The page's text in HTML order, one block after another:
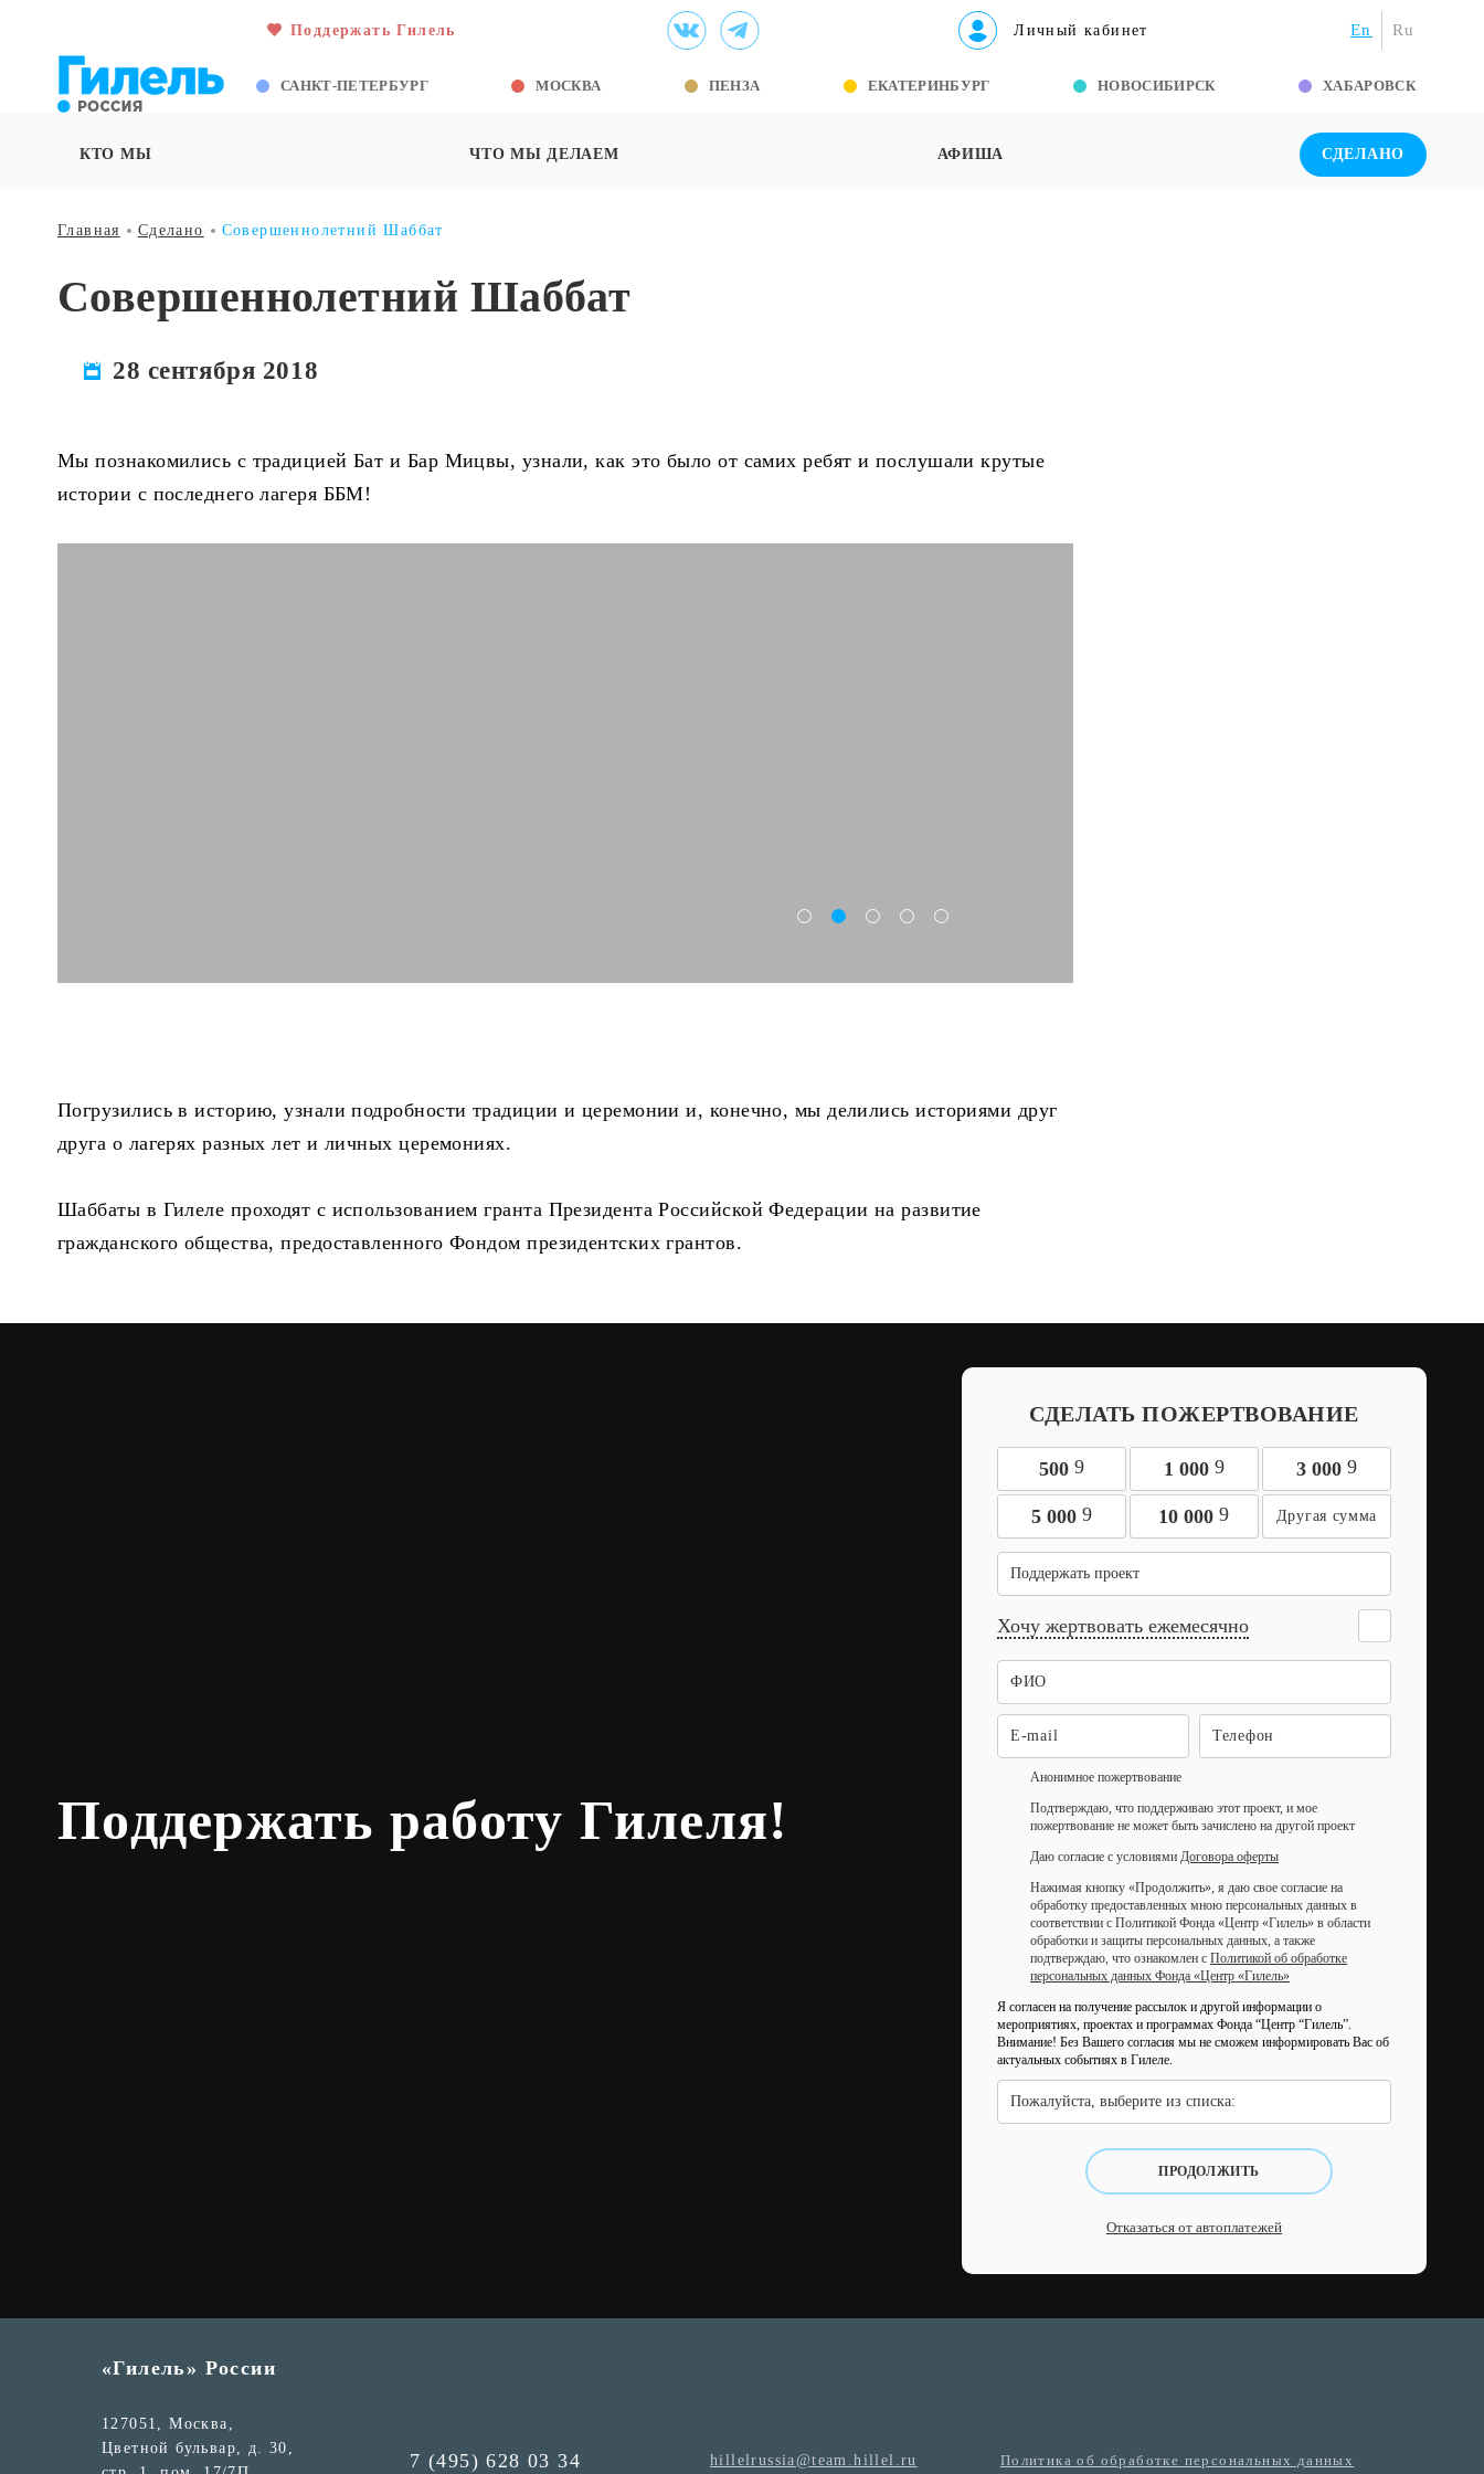
Поддержать Гилель Личный кабинет En Ru
САНКТ-ПЕТЕРБУРГ МОСКВА ПЕНЗА ЕКАТЕРИНБУРГ НОВОСИБИРСК ХАБАРОВСК
КТО МЫ ЧТО МЫ ДЕЛАЕМ АФИША СДЕЛАНО
Главная Сделано Совершеннолетний Шаббат
Совершеннолетний Шаббат
28 сентября 2018
Мы познакомились с традицией Бат и Бар Мицвы, узнали, как это было от самих ребят и послушали крутые
истории с последнего лагеря ББМ!
Погрузились в историю, узнали подробности традиции и церемонии и, конечно, мы делились историями друг
друга о лагерях разных лет и личных церемониях.
Шаббаты в Гилеле проходят с использованием гранта Президента Российской Федерации на развитие
гражданского общества, предоставленного Фондом президентских грантов.
Поддержать работу Гилеля!
СДЕЛАТЬ ПОЖЕРТВОВАНИЕ
500 9 1 000 9 3 000 9
5 000 9 10 0009
Поддержать проект
Хочу жертвовать ежемесячно
Анонимное пожертвование
Подтверждаю, что поддерживаю этот проект, и мое
пожертвование не может быть зачислено на другой проект
Даю согласие с условиями Договора оферты
Нажимая кнопку «Продолжить», я даю свое согласие на
обработку предоставленных мною персональных данных в
соответствии с Политикой Фонда «Центр «Гилель» в области
обработки и защиты персональных данных, а также
подтверждаю, что ознакомлен с Политикой об обработке
персональных данных Фонда «Центр «Гилель»
Я согласен на получение рассылок и другой информации о
мероприятиях, проектах и программах Фонда “Центр “Гилель”.
Внимание! Без Вашего согласия мы не сможем информировать Вас об
актуальных событиях в Гилеле.
Пожалуйста, выберите из списка:
ПРОДОЛЖИТЬ
Отказаться от автоплатежей
«Гилель» России
127051, Москва,
Цветной бульвар, д. 30,
7 (495) 628 03 34 hillelrussia@team.hillel.ru Политика об обработке персональных данных